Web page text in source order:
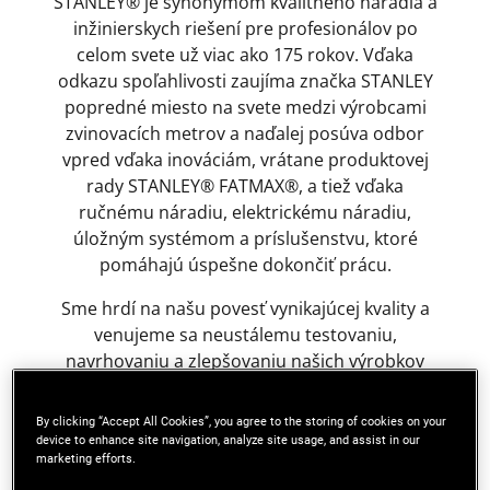
inžinierskych riešení pre profesionálov po
celom svete už viac ako 175 rokov. Vďaka
odkazu spoľahlivosti zaujíma značka STANLEY
popredné miesto na svete medzi výrobcami
zvinovacích metrov a naďalej posúva odbor
vpred vďaka inováciám, vrátane produktovej
rady STANLEY® FATMAX®, a tiež vďaka
ručnému náradiu, elektrickému náradiu,
úložným systémom a príslušenstvu, ktoré
pomáhajú úspešne dokončiť prácu.
Sme hrdí na našu povesť vynikajúcej kvality a
venujeme sa neustálemu testovaniu,
navrhovaniu a zlepšovaniu našich výrobkov
funkčnosť. Udržanie nášho postavenia
svetového lídra v tom, čo robíme, je pre nás
životne dôležité, a je aj tým, čo od značky ako
By clicking “Accept All Cookies”, you agree to the storing of cookies on your
device to enhance site navigation, analyze site usage, and assist in our
marketing efforts.